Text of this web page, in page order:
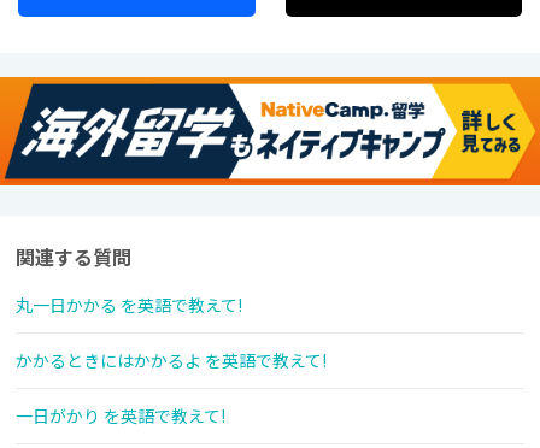
関連する質問
丸一日かかる を英語で教えて!
かかるときにはかかるよ を英語で教えて!
一日がかり を英語で教えて!